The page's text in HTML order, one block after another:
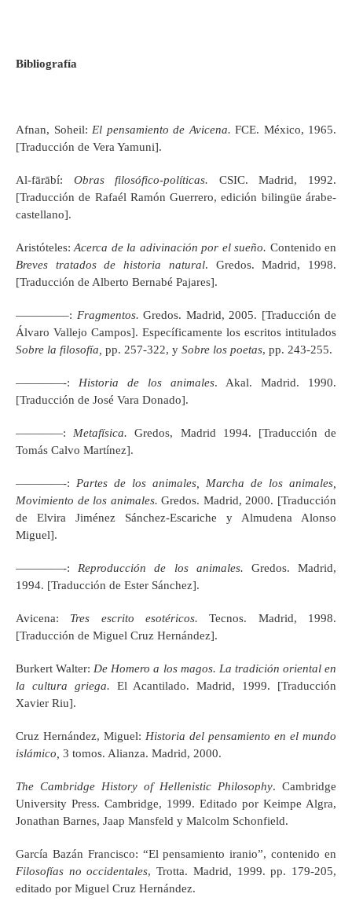
Bibliografía
Afnan, Soheil: El pensamiento de Avicena. FCE. México, 1965.
[Traducción de Vera Yamuni].
Al-fārābí: Obras filosófico-políticas. CSIC. Madrid, 1992.
[Traducción de Rafaél Ramón Guerrero, edición bilingüe árabe-
castellano].
Aristóteles:Acerca de la adivinación por el sueño. Contenido en
Breves tratados de historia natural. Gredos. Madrid, 1998.
[Traducción de Alberto Bernabé Pajares].
————–: Fragmentos. Gredos. Madrid, 2005. [Traducción de
Álvaro Vallejo Campos]. Específicamente los escritos intitulados
Sobre la filosofía, pp. 257-322, y Sobre los poetas, pp. 243-255.
————-: Historia de los animales. Akal. Madrid. 1990.
[Traducción de José Vara Donado].
————:Metafísica. Gredos, Madrid 1994. [Traducción de
Tomás Calvo Martínez].
————-: Partes de los animales, Marcha de los animales,
Movimiento de los animales.Gredos. Madrid, 2000. [Traducción
de Elvira Jiménez Sánchez-Escariche y Almudena Alonso
Miguel].
————-:Reproducción de los animales. Gredos. Madrid,
1994. [Traducción de Ester Sánchez].
Avicena: Tres escrito esotéricos.Tecnos. Madrid, 1998.
[Traducción de Miguel Cruz Hernández].
Burkert Walter:De Homero a los magos. La tradición oriental en
la cultura griega. El Acantilado. Madrid, 1999. [Traducción
Xavier Riu].
Cruz Hernández, Miguel: Historia del pensamiento en el mundo
islámico, 3 tomos. Alianza. Madrid, 2000.
The Cambridge History of Hellenistic Philosophy. Cambridge
University Press. Cambridge, 1999. Editado por Keimpe Algra,
Jonathan Barnes, Jaap Mansfeld y Malcolm Schonfield.
García Bazán Francisco: “El pensamiento iranio”, contenido en
Filosofías no occidentales, Trotta. Madrid, 1999. pp. 179-205,
editado por Miguel Cruz Hernández.